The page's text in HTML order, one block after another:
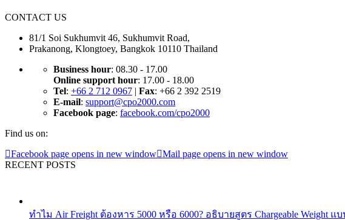
CONTACT US
81/1 Soi Sukhumvit 46, Sukhumvit Road,
Prakanong, Klongtoey, Bangkok 10110 Thailand
Business hour: 08.30 - 17.00
Online support hour: 17.00 - 18.00
Tel: +66 2 712 0967 | Fax: +66 2 392 2519
E-mail: support@cpo2000.com
Facebook page: facebook.com/cpo2000
Find us on:
Facebook page opens in new window Mail page opens in new window
RECENT POSTS
ทำไม Air Freight ต้องหาร 5000 หรือ 6000? อธิบายสูตร Chargeable Weight แบ